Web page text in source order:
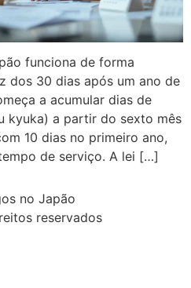
funciona de forma
dos 30 dias após um ano de
a acumular dias de
kyuka) a partir do sexto mês
10 dias no primeiro ano,
de serviço. A lei […]
no Japão
reservados